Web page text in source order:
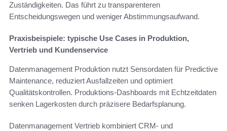
Zuständigkeiten. Das führt zu transparenteren
Entscheidungswegen und weniger Abstimmungsaufwand.
Praxisbeispiele: typische Use Cases in Produktion,
Vertrieb und Kundenservice
Datenmanagement Produktion nutzt Sensordaten für Predictive
Maintenance, reduziert Ausfallzeiten und optimiert
Qualitätskontrollen. Produktions-Dashboards mit Echtzeitdaten
senken Lagerkosten durch präzisere Bedarfsplanung.
Datenmanagement Vertrieb kombiniert CRM- und